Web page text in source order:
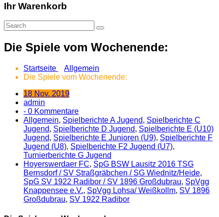
Ihr Warenkorb
Die Spiele vom Wochenende:
Startseite
Allgemein
Die Spiele vom Wochenende:
18 Nov. 2019
admin
- 0 Kommentare
Allgemein, Spielberichte A Jugend, Spielberichte C
Jugend, Spielberichte D Jugend, Spielberichte E (U10)
Jugend, Spielberichte E Junioren (U9), Spielberichte F
Jugend (U8), Spielberichte F2 Jugend (U7),
Turnierberichte G Jugend
Hoyerswerdaer FC, SpG BSW Lausitz 2016 TSG
Bernsdorf / SV Straßgräbchen / SG Wiednitz/Heide,
SpG SV 1922 Radibor /​ SV 1896 Großdubrau, SpVgg
Knappensee e.V., SpVgg Lohsa/ Weißkollm, SV 1896
Großdubrau, SV 1922 Radibor